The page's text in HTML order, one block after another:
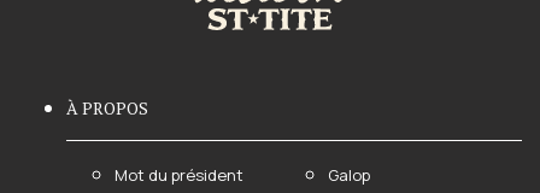
À PROPOS
Mot du président
Galop